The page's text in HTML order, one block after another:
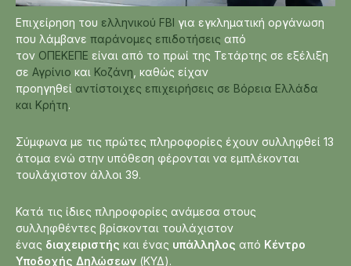
Επιχείρηση του ελληνικού FBI για εγκληματική οργάνωση
που λάμβανε παράνομες επιδοτήσεις από
τον ΟΠΕΚΕΠΕ είναι από το πρωί της Τετάρτης σε εξέλιξη
σε Αγρίνιο και Κοζάνη , καθώς είχαν
προηγηθεί αντίστοιχες επιχειρήσεις σε Βόρεια Ελλάδα
και Κρήτη.
Σύμφωνα με τις πρώτες πληροφορίες έχουν συλληφθεί 13
άτομα ενώ στην υπόθεση φέρονται να εμπλέκονται
τουλάχιστον άλλοι 39.
Κατά τις ίδιες πληροφορίες ανάμεσα στους
συλληφθέντες βρίσκονται τουλάχιστον
ένας διαχειριστής και ένας υπάλληλος από Κέντρο
Υποδοχής Δηλώσεων (ΚΥΔ).